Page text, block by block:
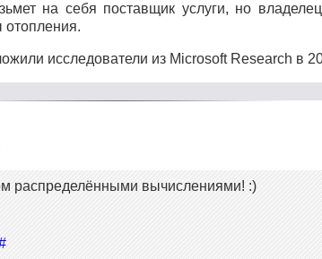
на себя поставщик услуги, но
отопления.
исследователи из Microsoft Research в
распределёнными вычислениями! :)